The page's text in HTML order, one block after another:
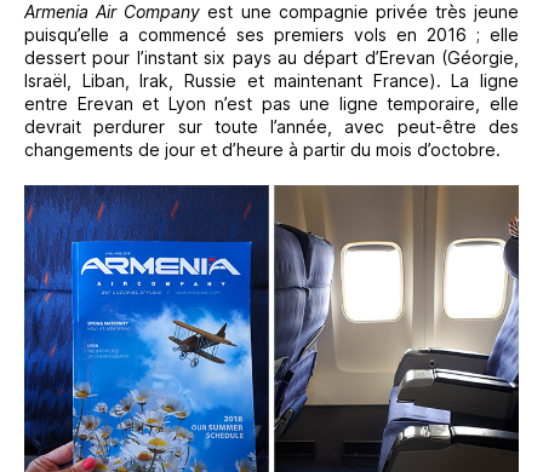
Armenia Air Company est une compagnie privée très jeune
puisqu’elle a commencé ses premiers vols en 2016 ; elle
dessert pour l’instant six pays au départ d’Erevan (Géorgie,
Israël, Liban, Irak, Russie et maintenant France). La ligne
entre Erevan et Lyon n’est pas une ligne temporaire, elle
devrait perdurer sur toute l’année, avec peut-être des
changements de jour et d’heure à partir du mois d’octobre.